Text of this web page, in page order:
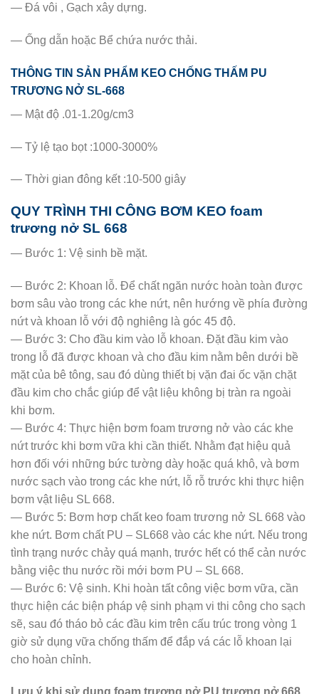
— Đá vôi , Gạch xây dựng.
— Ống dẫn hoặc Bể chứa nước thải.
THÔNG TIN SẢN PHẨM KEO CHỐNG THẤM PU
TRƯƠNG NỞ SL-668
— Mật độ .01-1.20g/cm3
— Tỷ lệ tạo bọt :1000-3000%
— Thời gian đông kết :10-500 giây
QUY TRÌNH THI CÔNG BƠM KEO foam
trương nở SL 668
— Bước 1: Vệ sinh bề mặt.
— Bước 2: Khoan lỗ. Để chất ngăn nước hoàn toàn được
bơm sâu vào trong các khe nứt, nên hướng về phía đường
nứt và khoan lỗ với độ nghiêng là góc 45 độ.
— Bước 3: Cho đầu kim vào lỗ khoan. Đặt đầu kim vào
trong lỗ đã được khoan và cho đầu kim nằm bên dưới bề
mặt của bê tông, sau đó dùng thiết bị vặn đai ốc vặn chặt
đầu kim cho chắc giúp để vật liệu không bị tràn ra ngoài
khi bơm.
— Bước 4: Thực hiện bơm foam trương nở vào các khe
nứt trước khi bơm vữa khi cần thiết. Nhằm đạt hiệu quả
hơn đối với những bức tường dày hoặc quá khô, và bơm
nước sạch vào trong các khe nứt, lỗ rỗ trước khi thực hiện
bơm vật liệu SL 668.
— Bước 5: Bơm hơp chất keo foam trương nở SL 668 vào
khe nứt. Bơm chất PU – SL668 vào các khe nứt. Nếu trong
tình trạng nước chảy quá mạnh, trước hết có thể cản nước
bằng việc thu nước rồi mới bơm PU – SL 668.
— Bước 6: Vệ sinh. Khi hoàn tất công việc bơm vữa, cần
thực hiện các biện pháp vệ sinh phạm vi thi công cho sạch
sẽ, sau đó tháo bỏ các đầu kim trên cấu trúc trong vòng 1
giờ sử dụng vữa chống thấm để đắp vá các lỗ khoan lại
cho hoàn chỉnh.